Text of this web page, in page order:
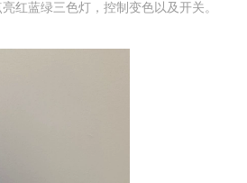
红蓝绿三色灯，控制变色以及开关。